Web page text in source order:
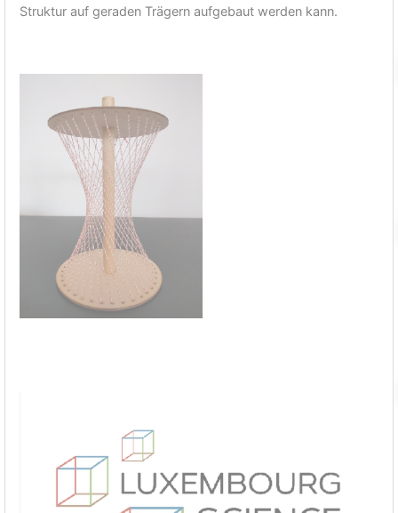
Struktur auf geraden Trägern aufgebaut werden kann.